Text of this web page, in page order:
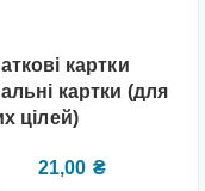
картки
картки (для
цілей)
21,00 ₴